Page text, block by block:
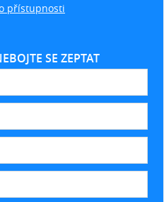
přístupnosti
SE ZEPTAT